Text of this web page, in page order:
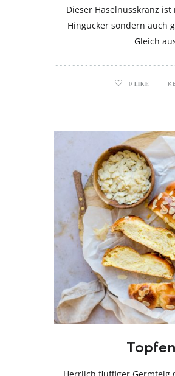
Dieser Haselnusskranz
Hingucker sondern auch
Gleich
0 LIKE